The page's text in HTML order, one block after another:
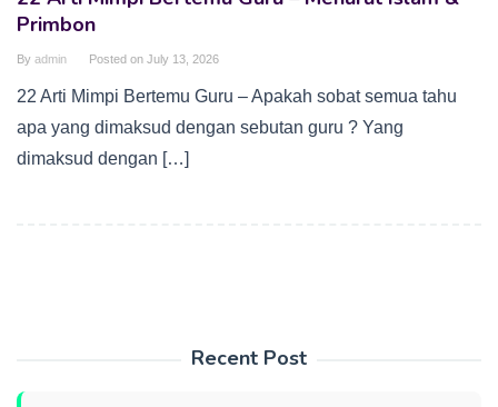
Primbon
By admin Posted on July 13, 2026
22 Arti Mimpi Bertemu Guru – Apakah sobat semua tahu
apa yang dimaksud dengan sebutan guru ? Yang
dimaksud dengan […]
Recent Post